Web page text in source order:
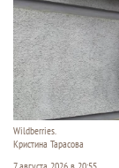
Wildberries.
Кристина Тарасова